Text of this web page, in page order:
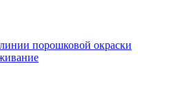
порошковой окраски